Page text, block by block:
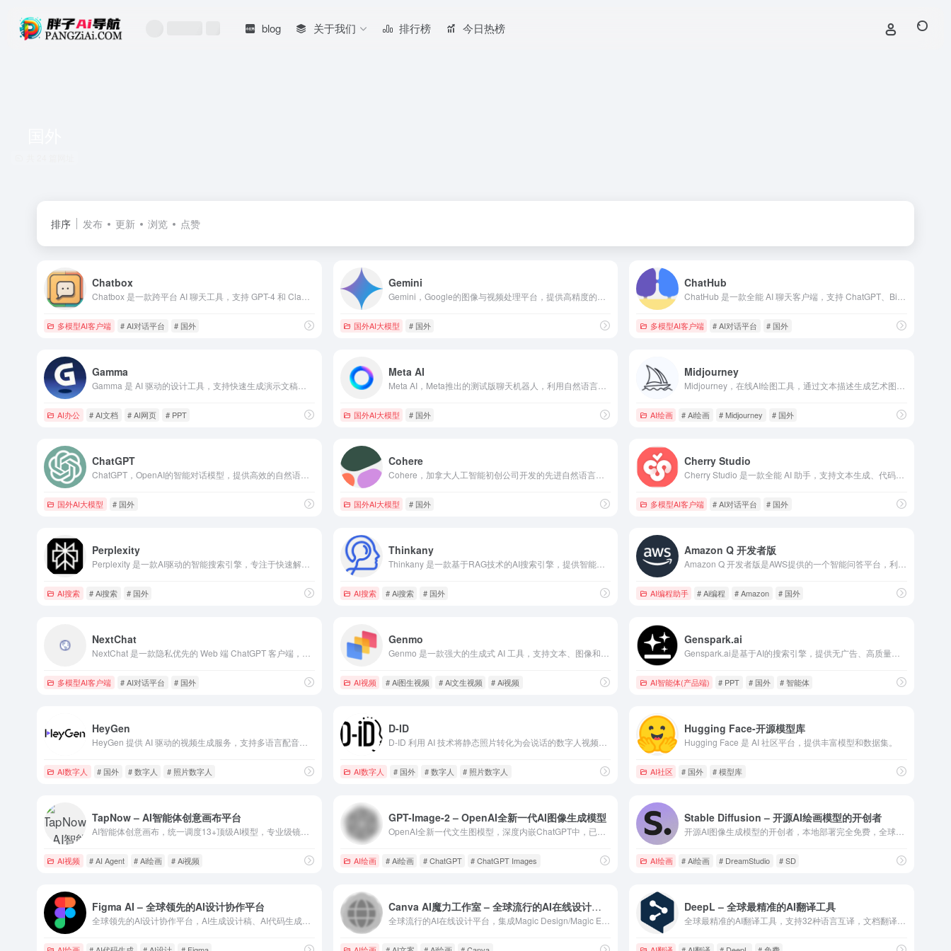
blog 关于我们 排行榜 今日热榜
排序 发布 更新 浏览 点赞
Chatbox
多模型AI客户端 # AI对话平台 # 国外
Gemini
国外AI大模型 # 国外
ChatHub
多模型AI客户端 # AI对话平台 # 国外
Gamma
AI办公 # AI文档 # AI网页 # PPT
Meta AI
Meta AI，Meta推出的测试版聊天机器人，利用自然语言处理技术提供智能对话和问题解答服务。
国外AI大模型 # 国外
Midjourney
AI绘画 # Ai绘画 # Midjourney # 国外
ChatGPT
国外AI大模型 # 国外
Cohere
Cohere，加拿大人工智能初创公司开发的先进自然语言处理平台，提供文本生成、语言理解和情感分析等功能，适用于内容创作和市场研究。
国外AI大模型 # 国外
Cherry Studio
多模型AI客户端 # AI对话平台 # 国外
Perplexity
AI搜索 # Ai搜索 # 国外
Thinkany
Thinkany 是一款基于RAG技术的AI搜索引擎，提供智能问答、思维导图生成和多语言支持，满足学术、创作和商业等多场景需求
AI搜索 # Ai搜索 # 国外
Amazon Q 开发者版
AI编程助手 # Ai编程 # Amazon # 国外
NextChat
多模型AI客户端 # AI对话平台 # 国外
Genmo
AI视频 # Ai图生视频 # Ai文生视频 # Ai视频
Genspark.ai
AI智能体(产品端) # PPT # 国外 # 智能体
HeyGen
AI数字人 # 国外 # 数字人 # 照片数字人
D-ID
AI数字人 # 国外 # 数字人 # 照片数字人
Hugging Face-开源模型库
Hugging Face 是 AI 社区平台，提供丰富模型和数据集。
AI社区 # 国外 # 模型库
TapNow – AI智能体创意画布平台
AI视频 # AI Agent # Ai绘画 # Ai视频
GPT-Image-2 – OpenAI全新一代AI图像生成模型
AI绘画 # Ai绘画 # ChatGPT # ChatGPT Images
Stable Diffusion – 开源AI绘画模型的开创者
AI绘画 # Ai绘画 # DreamStudio # SD
Figma AI – 全球领先的AI设计协作平台 Canva AI魔力工作室 – 全球流行的AI在线设计平台 DeepL – 全球最精准的AI翻译工具